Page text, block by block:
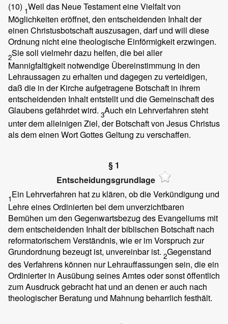
(10) 1Weil das Neue Testament eine Vielfalt von
Möglichkeiten eröffnet, den entscheidenden Inhalt der
einen Christusbotschaft auszusagen, darf und will diese
Ordnung nicht eine theologische Einförmigkeit erzwingen.
2Sie soll vielmehr dazu helfen, die bei aller
Mannigfaltigkeit notwendige Übereinstimmung in den
Lehraussagen zu erhalten und dagegen zu verteidigen,
daß die in der Kirche aufgetragene Botschaft in ihrem
entscheidenden Inhalt entstellt und die Gemeinschaft des
Glaubens gefährdet wird. 3Auch ein Lehrverfahren steht
unter dem alleinigen Ziel, der Botschaft von Jesus Christus
als dem einen Wort Gottes Geltung zu verschaffen.
§ 1
Entscheidungsgrundlage
1Ein Lehrverfahren hat zu klären, ob die Verkündigung und
Lehre eines Ordinierten bei dem unverzichtbaren
Bemühen um den Gegenwartsbezug des Evangeliums mit
dem entscheidenden Inhalt der biblischen Botschaft nach
reformatorischem Verständnis, wie er im Vorspruch zur
Grundordnung bezeugt ist, unvereinbar ist. 2Gegenstand
des Verfahrens können nur Lehrauffassungen sein, die ein
Ordinierter in Ausübung seines Amtes oder sonst öffentlich
zum Ausdruck gebracht hat und an denen er auch nach
theologischer Beratung und Mahnung beharrlich festhält.